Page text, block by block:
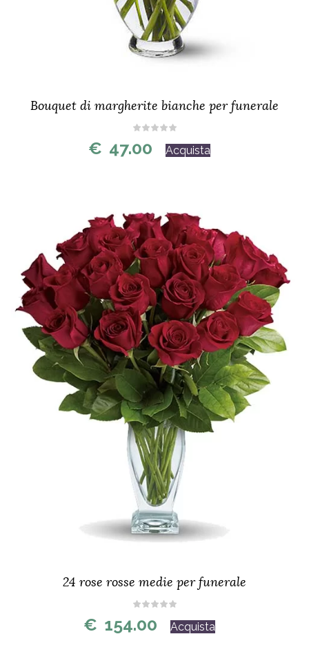
Bouquet di margherite bianche per funerale
€ 47.00 Acquista
24 rose rosse medie per funerale
€ 154.00 Acquista